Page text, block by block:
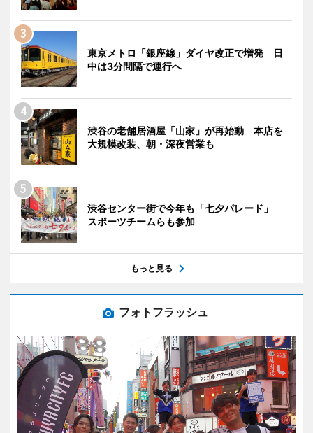
東京メトロ「銀座線」ダイヤ改正で増発 日
中は3分間隔で運行へ
渋谷の老舗居酒屋「山家」が再始動 本店を
大規模改装、朝・深夜営業も
渋谷センター街で今年も「七夕パレード」
スポーツチームらも参加
もっと見る
フォトフラッシュ